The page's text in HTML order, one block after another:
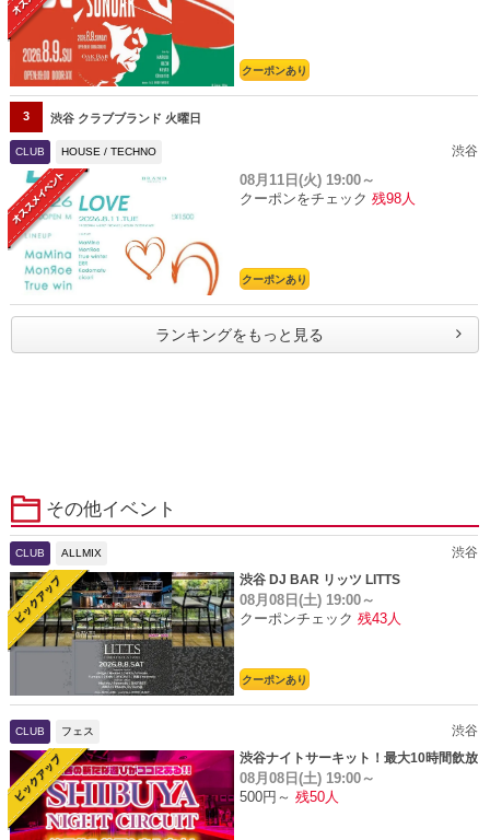
クーポンあり
3 渋谷 クラブブランド 火曜日
CLUB HOUSE / TECHNO 渋谷
08月11日(火) 19:00～
クーポンをチェック 残98人
クーポンあり
ランキングをもっと見る
その他イベント
CLUB ALLMIX
渋谷
渋谷 DJ BAR リッツ LITTS
08月08日(土) 19:00～
クーポンチェック 残43人
クーポンあり
CLUB フェス
渋谷
渋谷ナイトサーキット！最大10時間飲放
題
08月08日(土) 19:00～
500円～ 残50人